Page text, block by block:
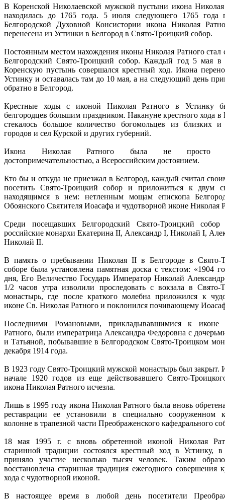
В Коренской Николаевской мужской пустыни икона Николая
находилась до 1765 года. 5 июля следующего 1765 года
Белгородской Духовной Консистории икона Николая
перенесена из Устинки в Белгород в Свято-Троицкий собор.
Постоянным местом нахождения иконы Николая Ратного стал
Белгородский Свято-Троицкий собор. Каждый год 5 мая
Коренскую пуcтынь совершался крестный ход. Икона
Устинку и оставалась там до 10 мая, а на следующий день
обратно в Белгород.
Крестные ходы с иконой Николая Ратного в Устинку
белгородцев большим праздником. Накануне крестного хода в
стекалось большое количество богомольцев из близких и
городов и сел Курской и других губерний.
Икона Николая Ратного была не просто
достопримечательностью, а Всероссийским достоянием.
Кто бы и откуда не приезжал в Белгород, каждый считал
посетить Свято-Троицкий собор и приложиться к двум
находящимся в нем: нетленным мощам епископа
Обоянского Святителя Иоасафа и чудотворной иконе Николая
Среди посещавших Белгородский Свято-Троицкий
российские монархи Екатерина II, Александр I, Николай I,
Николай II.
В память о пребывании Николая II в Белгороде в Свято-
соборе была установлена памятная доска с текстом: «1904
дня, Его Величество Государь Император Николай
1/2 часов утра изволили проследовать с вокзала в Свято-
монастырь, где после краткого молебна приложился к
иконе Св. Николая Ратного и поклонился почивающему
Последними Романовыми, прикладывавшимися к иконе
Ратного, были императрица Александра Федоровна с
и Татьяной, побывавшие в Белгородском Свято-Троицком
декабря 1914 года.
В 1923 году Свято-Троицкий мужской монастырь был закрыт.
начале 1920 годов из еще действовавшего Свято-
икона Николая Ратного исчезла.
Лишь в 1995 году икона Николая Ратного была вновь
реставрации ее установили в специально сооруженном
колонне в трапезной части Преображенского кафедрального
18 мая 1995 г. с вновь обретенной иконой Николая
старинной традиции состоялся крестный ход в Устинку, в
приняло участие несколько тысяч человек. Таким
восстановлена старинная традиция ежегодного совершения
хода с чудотворной иконой.
В настоящее время в любой день посетители